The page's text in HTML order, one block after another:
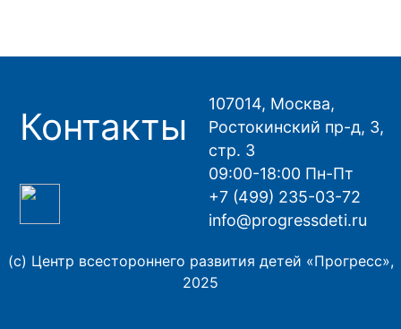
Контакты
107014, Москва,
Ростокинский пр-д, 3,
стр. 3
09:00-18:00 Пн-Пт
+7 (499) 235-03-72
info@progressdeti.ru
(с) Центр всестороннего развития детей «Прогресс»,
2025